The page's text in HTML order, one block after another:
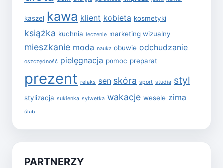
kaszel kawa klient kobieta kosmetyki
książka kuchnia leczenie marketing wizualny
mieszkanie moda nauka obuwie odchudzanie
oszczędność pielęgnacja pomoc preparat
prezent relaks sen skóra sport studia styl
stylizacja sukienka sylwetka wakacje wesele zima
ślub
PARTNERZY